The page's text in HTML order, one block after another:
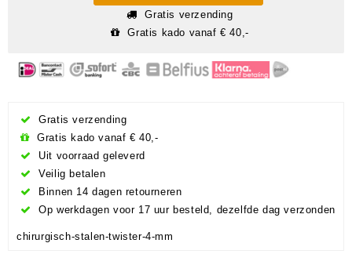
Gratis verzending
Gratis kado vanaf € 40,-
Gratis verzending
Gratis kado vanaf € 40,-
Uit voorraad geleverd
Veilig betalen
Binnen 14 dagen retourneren
Op werkdagen voor 17 uur besteld, dezelfde dag verzonden
chirurgisch-stalen-twister-4-mm